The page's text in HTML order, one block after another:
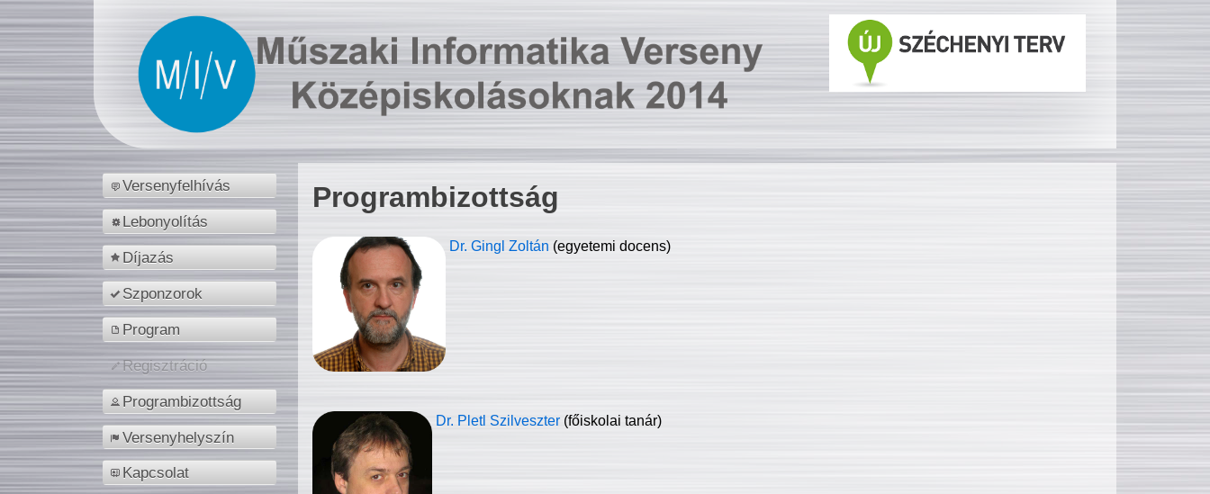
Versenyfelhívás
Lebonyolítás
Díjazás
Szponzorok
Program
Regisztráció
Programbizottság
Versenyhelyszín
Kapcsolat
Programbizottság
Dr. Gingl Zoltán (egyetemi docens)
Dr. Pletl Szilveszter (főiskolai tanár)